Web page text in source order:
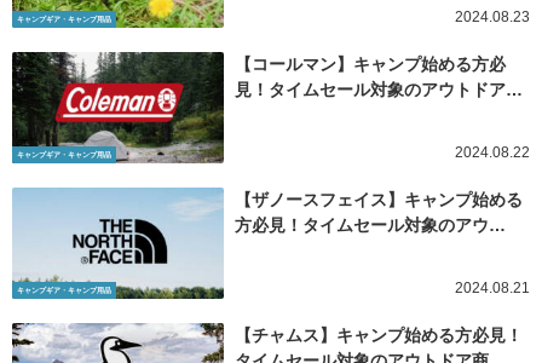
キャンプギア・キャンプ用品 2024.08.23
キャンプギア・キャンプ用品
【コールマン】キャンプ始める方必
見！タイムセール対象のアウトドア…
2024.08.22
キャンプギア・キャンプ用品
【ザノースフェイス】キャンプ始める
方必見！タイムセール対象のアウ…
2024.08.21
【チャムス】キャンプ始める方必見！